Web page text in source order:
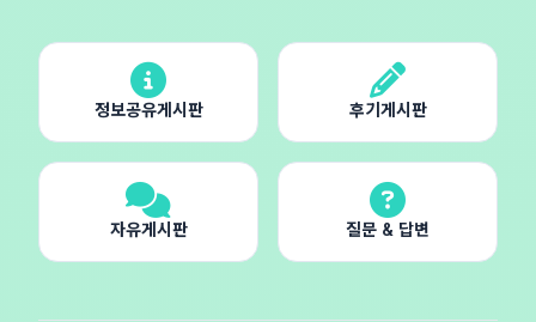
정보공유게시판 후기게시판
자유게시판 질문 & 답변